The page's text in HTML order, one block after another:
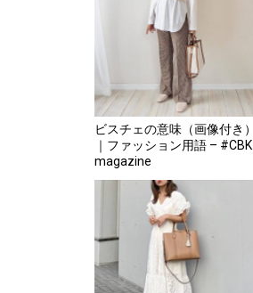
ビスチェの意味（画像付き）
｜ファッション用語 – #CBK
magazine